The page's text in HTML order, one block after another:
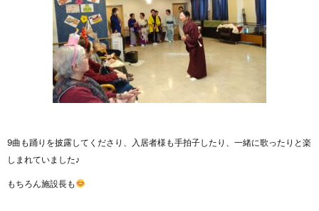
9曲も踊りを披露してくださり、入居者様も手拍子したり、一緒に歌ったりと楽
しまれていました♪
もちろん施設長も